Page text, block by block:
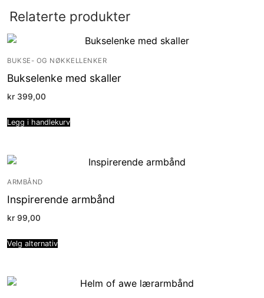
Relaterte produkter
BUKSE- OG NØKKELLENKER
Bukselenke med skaller
kr 399,00
Legg i handlekurv
ARMBÅND
Inspirerende armbånd
kr 99,00
Velg alternativ